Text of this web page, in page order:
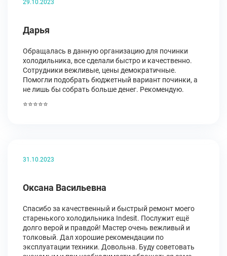
29.10.2023
Дарья
Обращалась в данную организацию для починки
холодильника, все сделали быстро и качественно.
Сотрудники вежливые, цены демократичные.
Помогли подобрать бюджетный вариант починки, а
не лишь бы собрать больше денег. Рекомендую.
⭐⭐⭐⭐⭐
31.10.2023
Оксана Васильевна
Спасибо за качественный и быстрый ремонт моего
старенького холодильника Indesit. Послужит ещё
долго верой и правдой! Мастер очень вежливый и
толковый. Дал хорошие рекомендации по
эксплуатации техники. Довольна. Буду советовать